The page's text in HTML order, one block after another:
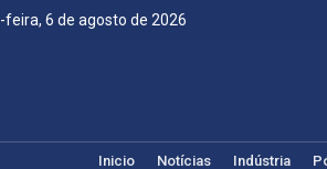
feira, 6 de agosto de 2026
Inicio Notícias Indústria